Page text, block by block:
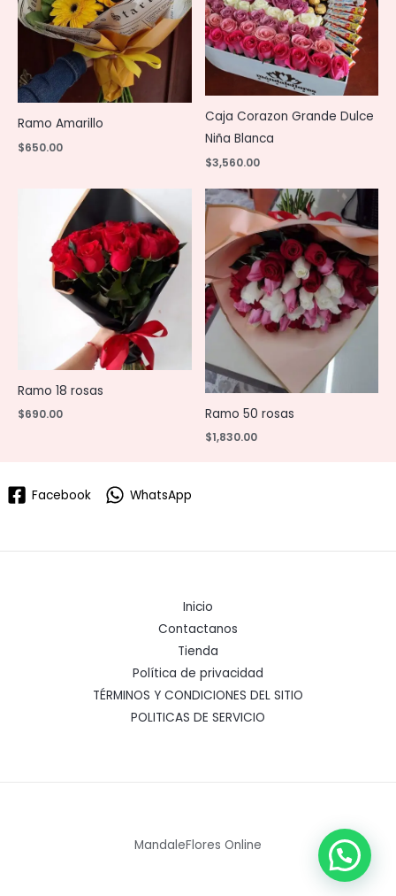
Ramo Amarillo
$650.00
Caja Corazon Grande Dulce
Niña Blanca
$3,560.00
Ramo 18 rosas
$690.00 Ramo 50 rosas
$1,830.00
Facebook WhatsApp
Inicio
Contactanos
Tienda
Política de privacidad
TÉRMINOS Y CONDICIONES DEL SITIO
POLITICAS DE SERVICIO
MandaleFlores Online